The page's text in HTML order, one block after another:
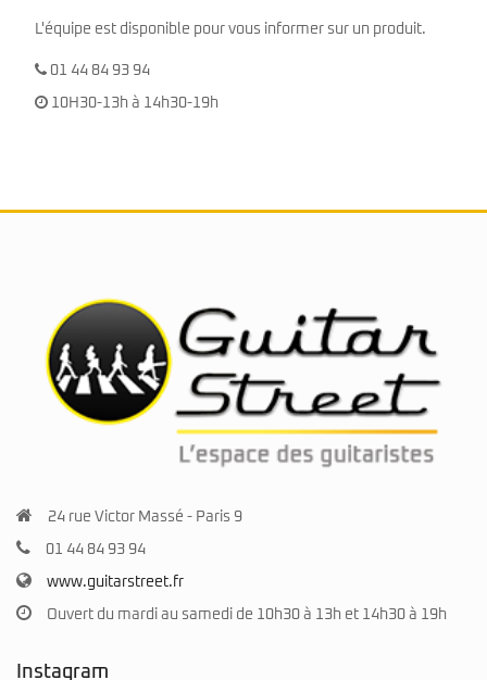
L'équipe est disponible pour vous informer sur un produit.
01 44 84 93 94
10H30-13h à 14h30-19h
24 rue Victor Massé - Paris 9
01 44 84 93 94
www.guitarstreet.fr
Ouvert du mardi au samedi de 10h30 à 13h et 14h30 à 19h
Instagram